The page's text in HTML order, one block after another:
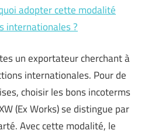
adopter cette modalité
internationales ?
un exportateur cherchant à
internationales. Pour de
choisir les bons incoterms
(Ex Works) se distingue par
Avec cette modalité, le